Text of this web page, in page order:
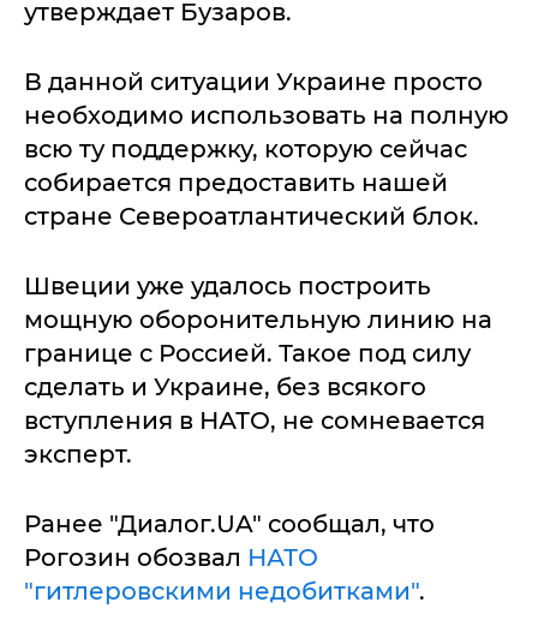
утверждает Бузаров.
В данной ситуации Украине просто
необходимо использовать на полную
всю ту поддержку, которую сейчас
собирается предоставить нашей
стране Североатлантический блок.
Швеции уже удалось построить
мощную оборонительную линию на
границе с Россией. Такое под силу
сделать и Украине, без всякого
вступления в НАТО, не сомневается
эксперт.
Ранее "Диалог.UA" сообщал, что
Рогозин обозвал НАТО
"гитлеровскими недобитками".